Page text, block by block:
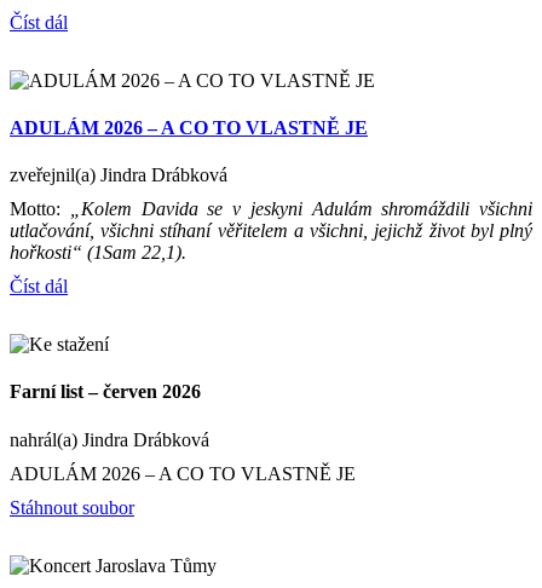
Číst dál
ADULÁM 2026 – A CO TO VLASTNĚ JE
zveřejnil(a) Jindra Drábková
Motto:
„Kolem Davida se v jeskyni Adulám shromáždili všichni
utlačování, všichni stíhaní věřitelem a všichni, jejichž život byl plný
hořkosti“ (1Sam 22,1).
Číst dál
Farní list – červen 2026
nahrál(a) Jindra Drábková
ADULÁM 2026 – A CO TO VLASTNĚ JE
Stáhnout soubor